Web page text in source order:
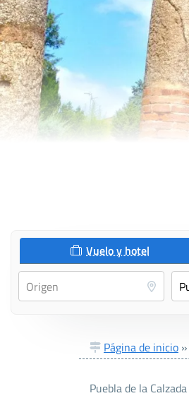
Vuelo y hotel
Página de inicio »
Puebla de la